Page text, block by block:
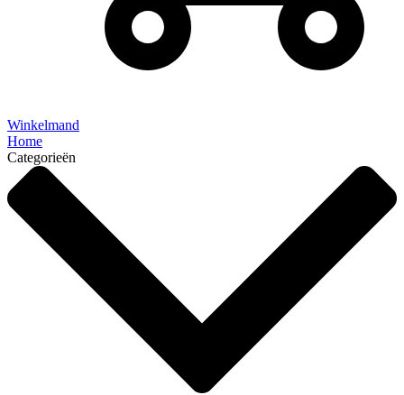
Winkelmand
Home
Categorieën